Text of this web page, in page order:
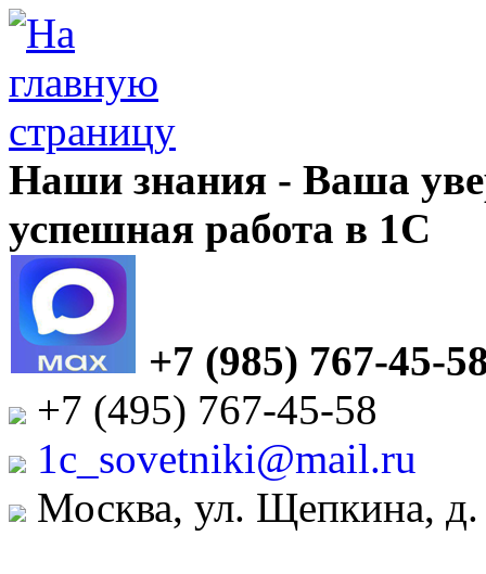
Наши знания - Ваша
успешная работа в 1С
+7 (985) 767-45-
+7 (495) 767-45-58
1c_sovetniki@mail.ru
Москва, ул. Щепкина,